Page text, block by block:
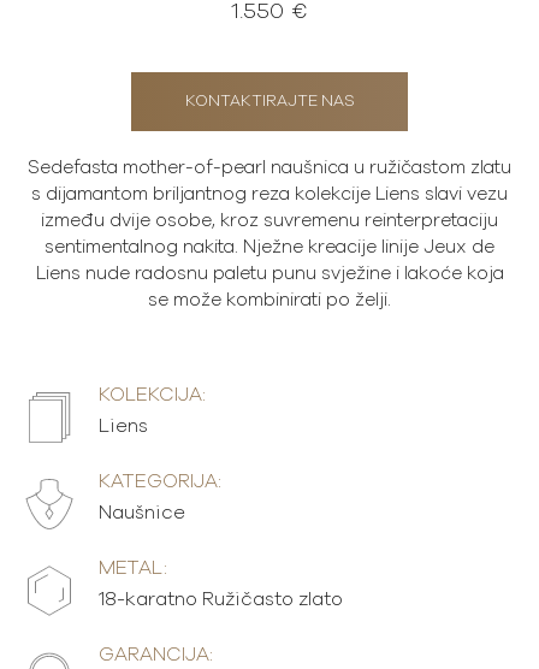
1.550 €
KONTAKTIRAJTE NAS
Sedefasta mother-of-pearl naušnica u ružičastom zlatu
s dijamantom briljantnog reza kolekcije Liens slavi vezu
između dvije osobe, kroz suvremenu reinterpretaciju
sentimentalnog nakita. Nježne kreacije linije Jeux de
Liens nude radosnu paletu punu svježine i lakoće koja
se može kombinirati po želji.
KOLEKCIJA:
Liens
KATEGORIJA:
Naušnice
METAL:
18-karatno Ružičasto zlato
GARANCIJA: